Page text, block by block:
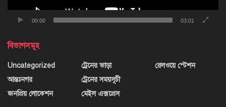
00:00 03:01
বিভাগসমূহ
Uncategorized
আন্তঃনগর
জনপ্রিয় লোকেশন
ট্রেনের ভাড়া
ট্রেনের সময়সূচী
মেইল এক্সপ্রেস
রেলওয়ে স্টেশন